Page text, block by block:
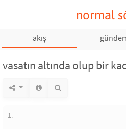
normal
akış
vasatın altında olup bir
1.